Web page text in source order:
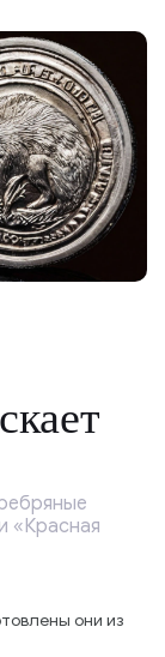
«Красная
они из